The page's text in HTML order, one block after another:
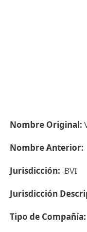
Nombre Original:
Nombre Anterior:
Jurisdicción: BVI
Jurisdicción
Tipo de Compañía: